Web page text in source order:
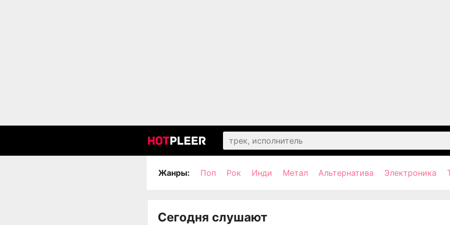
Жанры: Поп Рок Инди Метал Альтернатива Электроника
Сегодня слушают